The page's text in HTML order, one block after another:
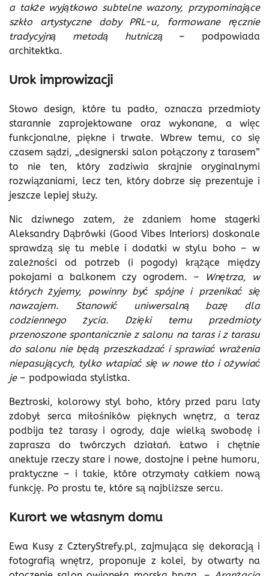
a także wyjątkowo subtelne wazony, przypominające
szkło artystyczne doby PRL-u, formowane ręcznie
tradycyjną metodą hutniczą– podpowiada
architektka.
Urok improwizacji
Słowo design, które tu padło, oznacza przedmioty
starannie zaprojektowane oraz wykonane, a więc
funkcjonalne, piękne i trwałe. Wbrew temu, co się
czasem sądzi, „designerski salon połączony z tarasem”
to nie ten, który zadziwia skrajnie oryginalnymi
rozwiązaniami, lecz ten, który dobrze się prezentuje i
jeszcze lepiej służy.
Nic dziwnego zatem, że zdaniem home stagerki
Aleksandry Dąbrówki (Good Vibes Interiors) doskonale
sprawdzą się tu meble i dodatki w stylu boho – w
zależności od potrzeb (i pogody) krążące między
pokojami a balkonem czy ogrodem. –
Wnętrza, w
których żyjemy, powinny być spójne i przenikać się
nawzajem. Stanowić uniwersalną bazę dla
codziennego życia. Dzięki temu przedmioty
przenoszone spontanicznie z salonu na taras i z tarasu
do salonu nie będą przeszkadzać i sprawiać wrażenia
niepasujących, tylko wtapiać się w nowe tło i ożywiać
je– podpowiada stylistka.
Beztroski, kolorowy styl boho, który przed paru laty
zdobył serca miłośników pięknych wnętrz, a teraz
podbija też tarasy i ogrody, daje wielką swobodę i
zaprasza do twórczych działań. Łatwo i chętnie
anektuje rzeczy stare i nowe, dostojne i pełne humoru,
praktyczne – i takie, które otrzymały całkiem nową
funkcję. Po prostu te, które są najbliższe sercu.
Kurort we własnym domu
Ewa Kusy z CzteryStrefy.pl, zajmująca się dekoracją i
fotografią wnętrz, proponuje z kolei, by otwarty na